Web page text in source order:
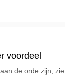
voordeel
de orde zijn, zie